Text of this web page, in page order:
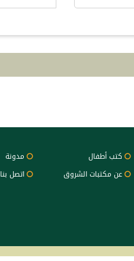
كتب أطفال
مدونة
عن مكتبات الشروق
اتصل بنا